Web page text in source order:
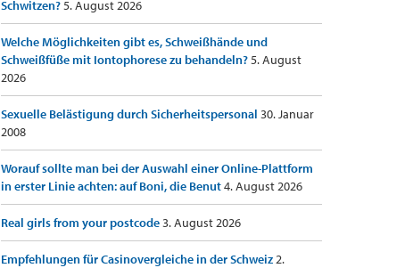
Schwitzen?5. August 2026
Welche Möglichkeiten gibt es, Schweißhände und
Schweißfüße mit Iontophorese zu behandeln?5. August
2026
Sexuelle Belästigung durch Sicherheitspersonal 30. Januar
2008
Worauf sollte man bei der Auswahl einer Online-Plattform
in erster Linie achten: auf Boni, die Benut4. August 2026
Real girls from your postcode3. August 2026
Empfehlungen für Casinovergleiche in der Schweiz2.